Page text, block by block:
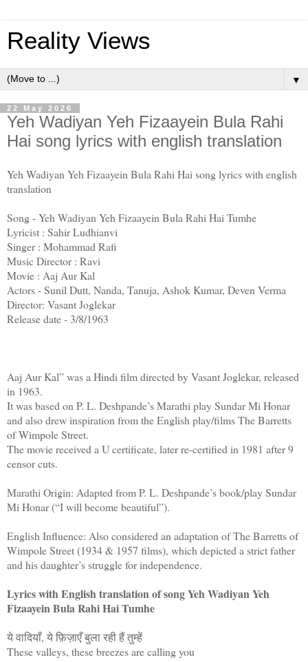
Reality Views
▼
22 May 2026
Yeh Wadiyan Yeh Fizaayein Bula Rahi
Hai song lyrics with english translation
Yeh Wadiyan Yeh Fizaayein Bula Rahi Hai song lyrics with english
translation
Song - Yeh Wadiyan Yeh Fizaayein Bula Rahi Hai Tumhe
Lyricist : Sahir Ludhianvi
Singer : Mohammad Rafi
Music Director : Ravi
Movie : Aaj Aur Kal
Actors - Sunil Dutt, Nanda, Tanuja, Ashok Kumar, Deven Verma
Director: Vasant Joglekar
Release date - 3/8/1963
Aaj Aur Kal” was a Hindi film directed by Vasant Joglekar, released
in 1963.
It was based on P. L. Deshpande’s Marathi play Sundar Mi Honar
and also drew inspiration from the English play/films The Barretts
of Wimpole Street.
The movie received a U certificate, later re‑certified in 1981 after 9
censor cuts.
Marathi Origin: Adapted from P. L. Deshpande’s book/play Sundar
Mi Honar (“I will become beautiful”).
English Influence: Also considered an adaptation of The Barretts of
Wimpole Street (1934 & 1957 films), which depicted a strict father
and his daughter’s struggle for independence.
Lyrics with English translation of song Yeh Wadiyan Yeh
Fizaayein Bula Rahi Hai Tumhe
ये वादियाँ, ये फ़िज़ाएँ बुला रही हैं तुम्हें
These valleys, these breezes are calling you